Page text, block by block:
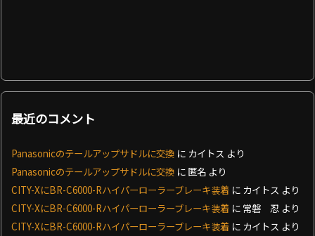
最近のコメント
Panasonicのテールアップサドルに交換 に カイトス より
Panasonicのテールアップサドルに交換 に 匿名 より
CITY-XにBR-C6000-Rハイパーローラーブレーキ装着 に カイトス より
CITY-XにBR-C6000-Rハイパーローラーブレーキ装着 に 常磐 忍 より
CITY-XにBR-C6000-Rハイパーローラーブレーキ装着 に カイトス より